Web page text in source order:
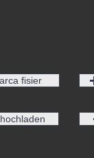
fisier